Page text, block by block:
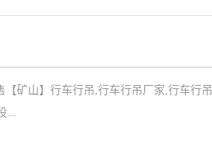
【矿山】行车行吊,行车行吊厂家,行车行
...